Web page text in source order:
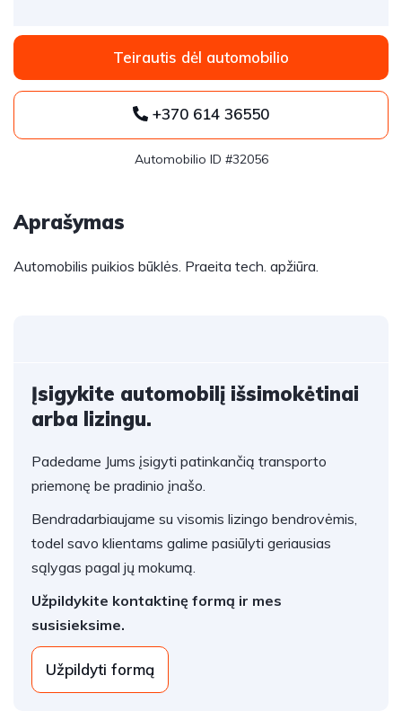
Teirautis dėl automobilio
+370 614 36550
Automobilio ID #32056
Aprašymas
Automobilis puikios būklės. Praeita tech. apžiūra.
Įsigykite automobilį išsimokėtinai
arba lizingu.
Padedame Jums įsigyti patinkančią transporto
priemonę be pradinio įnašo.
Bendradarbiaujame su visomis lizingo bendrovėmis,
todel savo klientams galime pasiūlyti geriausias
sąlygas pagal jų mokumą.
Užpildykite kontaktinę formą ir mes
susisieksime.
Užpildyti formą